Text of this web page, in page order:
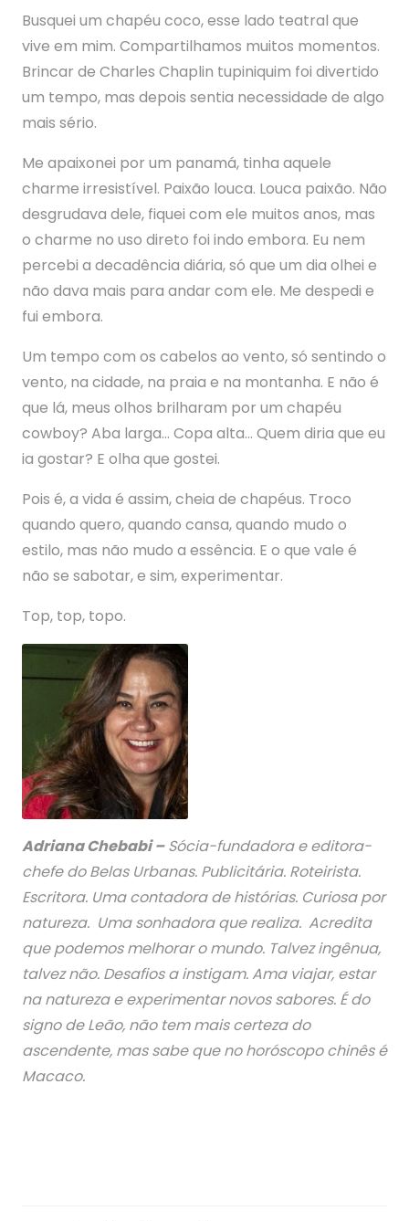
Busquei um chapéu coco, esse lado teatral que
vive em mim. Compartilhamos muitos momentos.
Brincar de Charles Chaplin tupiniquim foi divertido
um tempo, mas depois sentia necessidade de algo
mais sério.
Me apaixonei por um panamá, tinha aquele
charme irresistível. Paixão louca. Louca paixão. Não
desgrudava dele, fiquei com ele muitos anos, mas
o charme no uso direto foi indo embora. Eu nem
percebi a decadência diária, só que um dia olhei e
não dava mais para andar com ele. Me despedi e
fui embora.
Um tempo com os cabelos ao vento, só sentindo o
vento, na cidade, na praia e na montanha. E não é
que lá, meus olhos brilharam por um chapéu
cowboy? Aba larga… Copa alta… Quem diria que eu
ia gostar? E olha que gostei.
Pois é, a vida é assim, cheia de chapéus. Troco
quando quero, quando cansa, quando mudo o
estilo, mas não mudo a essência. E o que vale é
não se sabotar, e sim, experimentar.
Top, top, topo.
Adriana Chebabi –Sócia-fundadora e editora-
chefe do Belas Urbanas. Publicitária. Roteirista.
Escritora. Uma contadora de histórias. Curiosa por
natureza. Uma sonhadora que realiza. Acredita
que podemos melhorar o mundo. Talvez ingênua,
talvez não. Desafios a instigam. Ama viajar, estar
na natureza e experimentar novos sabores. É do
signo de Leão, não tem mais certeza do
ascendente, mas sabe que no horóscopo chinês é
Macaco.